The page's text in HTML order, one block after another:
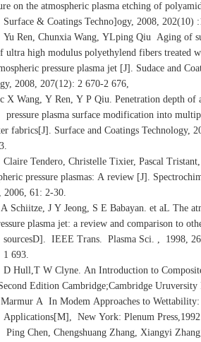
on the atmospheric plasma etching of
& Coatings Techno]ogy, 2008, 202(10)
Ren, Chunxia Wang, YLping Qiu Aging of
high modulus polyethylend fibers treated
pressure plasma jet [J]. Sudace and
2008, 207(12): 2 670-2 676,
X Wang, Y Ren, Y P Qiu. Penetration depth of
plasma surface modification into
Surface and Coatings Technology,
Tendero, Christelle Tixier, Pascal
pressure plasmas: A review [J].
61: 2-30.
Schiitze, J Y Jeong, S E Babayan. et aL The
plasma jet: a review and comparison to
IEEE Trans. Plasma Sci. , 1998,
Hull,T W Clyne. An Introduction to
Edition Cambridge;Cambridge Uruversity
A In Modem Approaches to Wettability:
New York: Plenum
Chen, Chengshuang Zhang, Xiangyi